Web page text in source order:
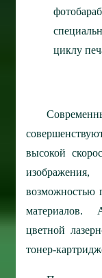
циклу
высокой
возможностью
материалов.
цветной
тонер-